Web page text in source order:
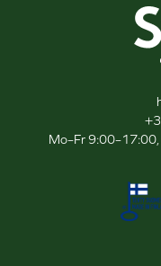
Mo–Fr